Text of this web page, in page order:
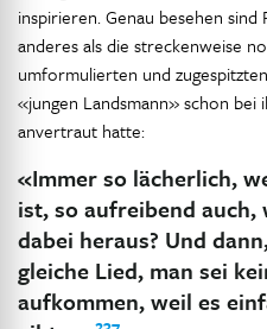
inspirieren. Genau besehen sind
anderes als die streckenweise
umformulierten und
«jungen Landsmann» schon
anvertraut hatte:
«Immer so lächerlich,
ist, so aufreibend auch,
dabei heraus? Und
gleiche Lied, man sei
aufkommen, weil es